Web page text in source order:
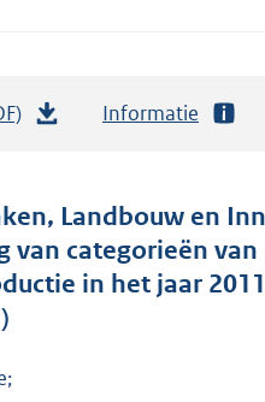
t
a
n
Informatie
Landbouw en
van categorieën
in het jaar